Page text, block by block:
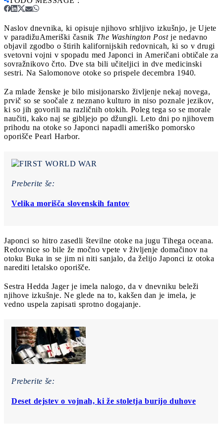
Naslov dnevnika, ki opisuje njihovo srhljivo izkušnjo, je Ujete
v paradižuAmeriški časnik The Washington Postje nedavno
objavil zgodbo o štirih kalifornijskih redovnicah, ki so v drugi
svetovni vojni v spopadu med Japonci in Američani obtičale za
sovražnikovo črto. Dve sta bili učiteljici in dve medicinski
sestri. Na Salomonove otoke so prispele decembra 1940.
Za mlade ženske je bilo misijonarsko življenje nekaj novega,
prvič so se soočale z neznano kulturo in niso poznale jezikov,
ki so jih govorili na različnih otokih. Poleg tega so se morale
naučiti, kako naj se gibljejo po džungli. Leto dni po njihovem
prihodu na otoke so Japonci napadli ameriško pomorsko
oporišče Pearl Harbor.
Preberite še:
Velika morišča slovenskih fantov
Japonci so hitro zasedli številne otoke na jugu Tihega oceana.
Redovnice so bile že močno vpete v življenje domačinov na
otoku Buka in se jim ni niti sanjalo, da želijo Japonci iz otoka
narediti letalsko oporišče.
Sestra Hedda Jager je imela nalogo, da v dnevniku beleži
njihove izkušnje. Ne glede na to, kakšen dan je imela, je
vedno uspela zapisati sprotno dogajanje.
Preberite še:
Deset dejstev o vojnah, ki že stoletja burijo duhove